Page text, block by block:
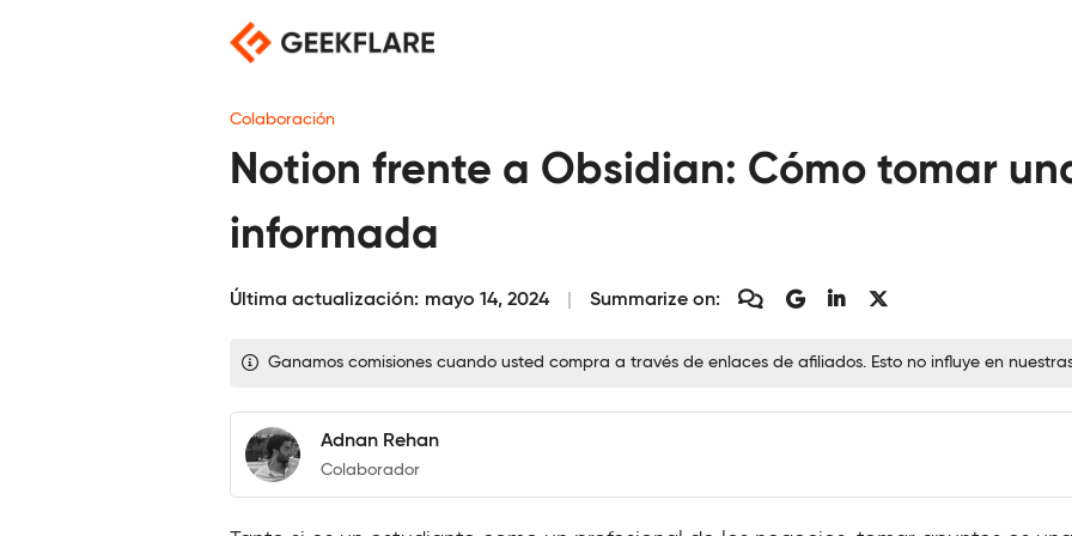
Colaboración
Notion frente a Obsidian: Cómo tomar
informada
Última actualización: mayo 14, 2024 Summarize on:
Ganamos comisiones cuando usted compra a través de enlaces de afiliados. Esto no influye en
Adnan Rehan
Colaborador